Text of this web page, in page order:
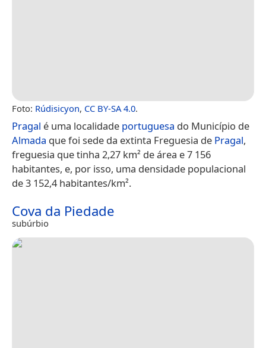
Foto: Rúdisicyon, CC BY-SA 4.0.
Pragal é uma localidade portuguesa do Município de
Almada que foi sede da extinta Freguesia de Pragal,
freguesia que tinha 2,27 km² de área e 7 156
habitantes, e, por isso, uma densidade populacional
de 3 152,4 habitantes/km².
Cova da Piedade
subúrbio